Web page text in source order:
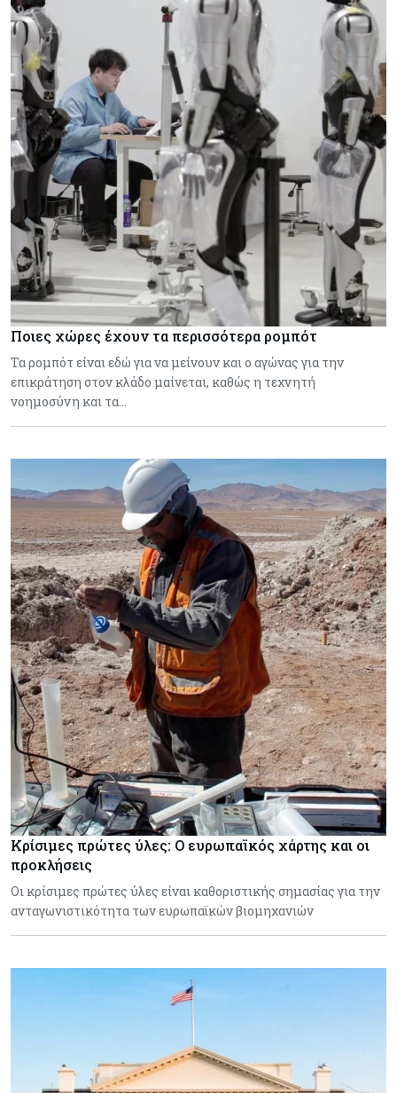
Ποιες χώρες έχουν τα περισσότερα ρομπότ
Τα ρομπότ είναι εδώ για να μείνουν και ο αγώνας για την
επικράτηση στον κλάδο μαίνεται, καθώς η τεχνητή
νοημοσύνη και τα…
Κρίσιμες πρώτες ύλες: Ο ευρωπαϊκός χάρτης και οι
προκλήσεις
Οι κρίσιμες πρώτες ύλες είναι καθοριστικής σημασίας για την
ανταγωνιστικότητα των ευρωπαϊκών βιομηχανιών